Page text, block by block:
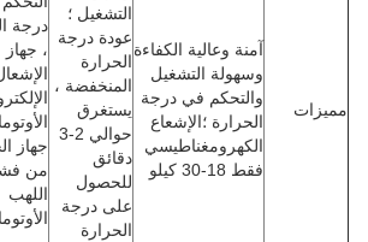
مميزات
آمنة وعالية الكفاءة
وسهولة التشغيل
والتحكم في درجة
الحرارة ؛الإشعاع
الكهرومغناطيسي
فقط 18-30 كيلو
التشغيل ؛
عودة درجة
الحرارة
المنخفضة ،
يستغرق
حوالي 2-3
دقائق
للحصول
على درجة
الحرارة
درجة
، جهاز
جهاز
من
اللهب